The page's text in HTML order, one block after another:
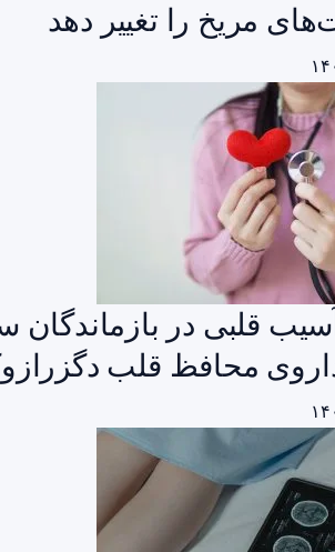
مریخ را تغییر دهد
قلبی در بازماندگان
محافظ قلب دگزرازوکسین پس